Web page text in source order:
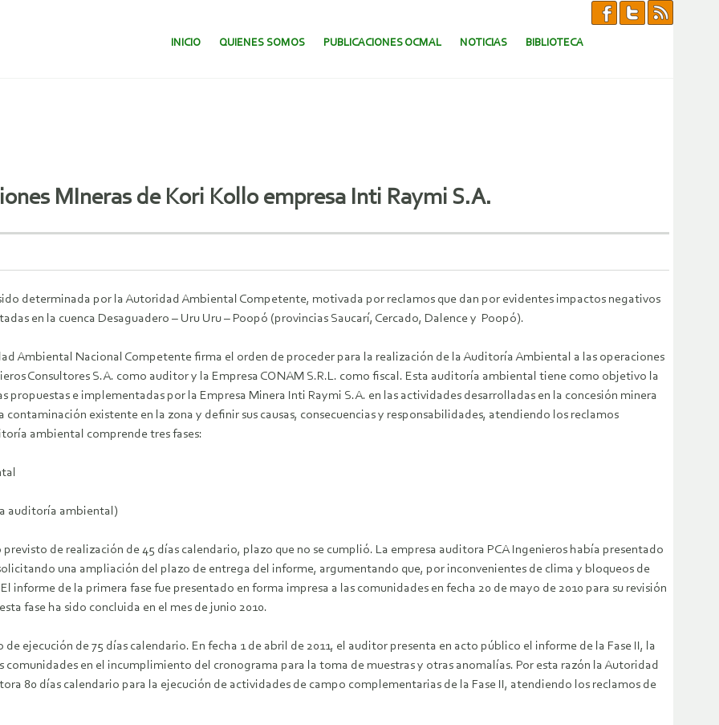
SALTAR AL CONTENIDO.
INICIO QUIENES SOMOS PUBLICACIONES OCMAL NOTICIAS BIBLIOTECA
MIneras de Kori Kollo empresa Inti Raymi S.A.
determinada por la Autoridad Ambiental Competente, motivada por reclamos que dan por evidentes impactos negativos
en la cuenca Desaguadero – Uru Uru – Poopó (provincias Saucarí, Cercado, Dalence y Poopó).
Ambiental Nacional Competente firma el orden de proceder para la realización de la Auditoría Ambiental a las operaciones
Consultores S.A. como auditor y la Empresa CONAM S.R.L. como fiscal. Esta auditoría ambiental tiene como objetivo la
e implementadas por la Empresa Minera Inti Raymi S.A. en las actividades desarrolladas en la concesión minera
existente en la zona y definir sus causas, consecuencias y responsabilidades, atendiendo los reclamos
ambiental comprende tres fases:
auditoría ambiental)
de realización de 45 días calendario, plazo que no se cumplió. La empresa auditora PCA Ingenieros había presentado
una ampliación del plazo de entrega del informe, argumentando que, por inconvenientes de clima y bloqueos de
informe de la primera fase fue presentado en forma impresa a las comunidades en fecha 20 de mayo de 2010 para su revisión
fase ha sido concluida en el mes de junio 2010.
ejecución de 75 días calendario. En fecha 1 de abril de 2011, el auditor presenta en acto público el informe de la Fase II, la
comunidades en el incumplimiento del cronograma para la toma de muestras y otras anomalías. Por esta razón la Autoridad
80 días calendario para la ejecución de actividades de campo complementarias de la Fase II, atendiendo los reclamos de